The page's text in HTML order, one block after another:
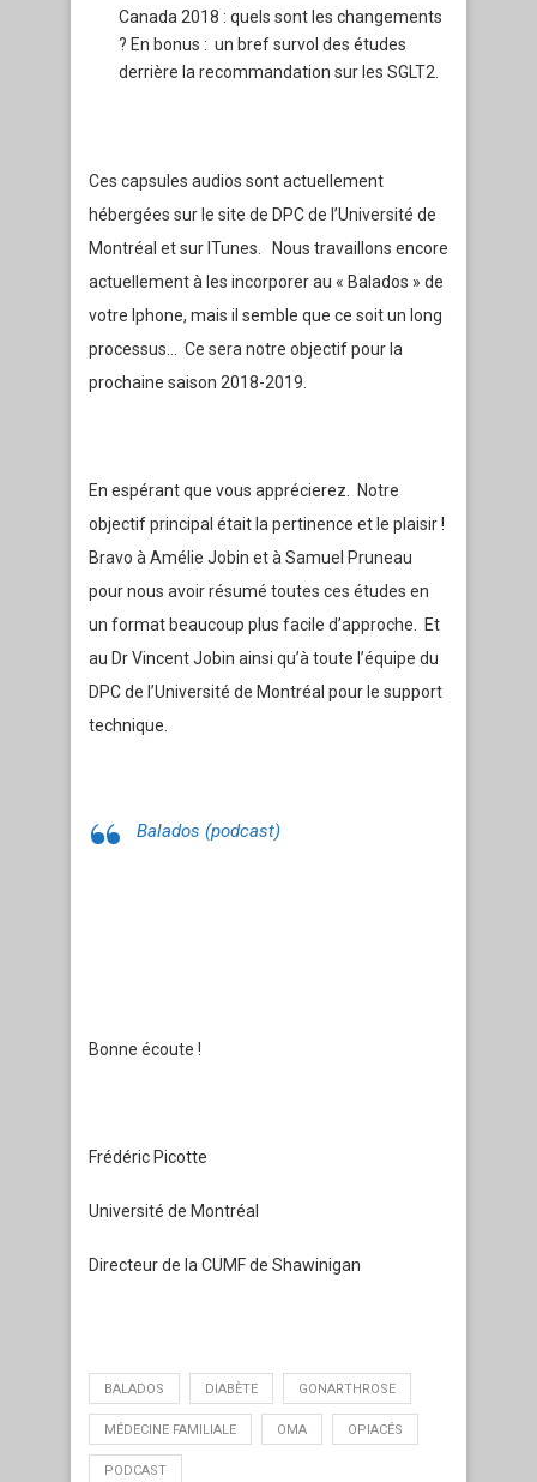
Canada 2018 : quels sont les changements
? En bonus : un bref survol des études
derrière la recommandation sur les SGLT2.
Ces capsules audios sont actuellement
hébergées sur le site de DPC de l’Université de
Montréal et sur ITunes. Nous travaillons encore
actuellement à les incorporer au « Balados » de
votre Iphone, mais il semble que ce soit un long
processus… Ce sera notre objectif pour la
prochaine saison 2018-2019.
En espérant que vous apprécierez. Notre
objectif principal était la pertinence et le plaisir !
Bravo à Amélie Jobin et à Samuel Pruneau
pour nous avoir résumé toutes ces études en
un format beaucoup plus facile d’approche. Et
au Dr Vincent Jobin ainsi qu’à toute l’équipe du
DPC de l’Université de Montréal pour le support
technique.
Balados (podcast)
Bonne écoute !
Frédéric Picotte
Université de Montréal
Directeur de la CUMF de Shawinigan
BALADOS DIABÈTE GONARTHROSE
MÉDECINE FAMILIALE OMA OPIACÉS
PODCAST